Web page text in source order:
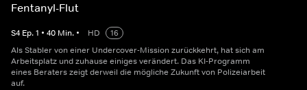
Fentanyl-Flut
S4 Ep.1 • 40 Min. • HD
16
Als Stabler von einer Undercover-Mission zurückkehrt, hat sich am
Arbeitsplatz und zuhause einiges verändert. Das KI-Programm
eines Beraters zeigt derweil die mögliche Zukunft von Polizeiarbeit
auf.